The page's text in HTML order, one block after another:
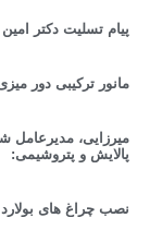
پیام تسلیت دکتر
مانور ترکیبی دور
میرزایی، مدیرعامل
پالایش و پتروشیمی:
نصب چراغ های بولارد